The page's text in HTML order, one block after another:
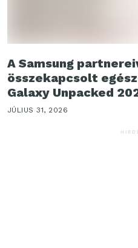
A Samsung
összekapcsolt
Galaxy Unpacked
JÚLIUS 31, 2026